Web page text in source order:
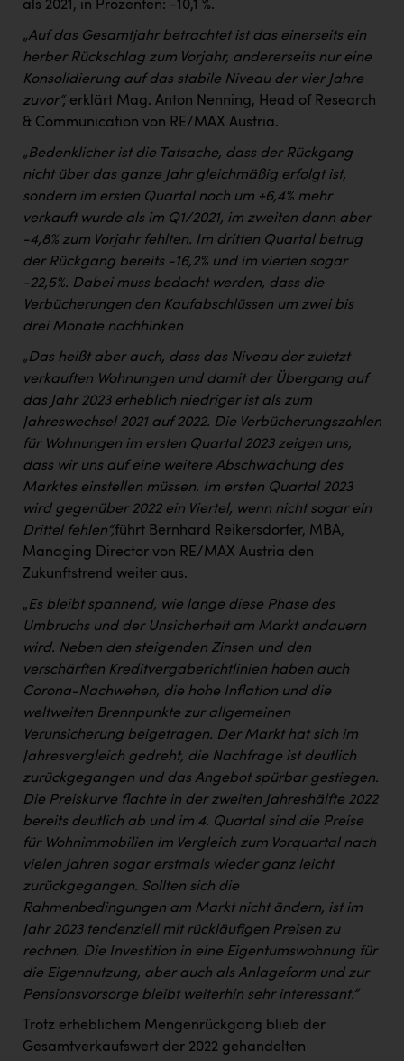
als 2021, in Prozenten: -10,1 %.
„Auf das Gesamtjahr betrachtet ist das einerseits ein
herber Rückschlag zum Vorjahr, andererseits nur eine
Konsolidierung auf das stabile Niveau der vier Jahre
zuvor“, erklärt Mag. Anton Nenning, Head of Research
& Communication von RE/MAX Austria.
„Bedenklicher ist die Tatsache, dass der Rückgang
nicht über das ganze Jahr gleichmäßig erfolgt ist,
sondern im ersten Quartal noch um +6,4% mehr
verkauft wurde als im Q1/2021, im zweiten dann aber
-4,8% zum Vorjahr fehlten. Im dritten Quartal betrug
der Rückgang bereits -16,2% und im vierten sogar
-22,5%. Dabei muss bedacht werden, dass die
Verbücherungen den Kaufabschlüssen um zwei bis
drei Monate nachhinken
„Das heißt aber auch, dass das Niveau der zuletzt
verkauften Wohnungen und damit der Übergang auf
das Jahr 2023 erheblich niedriger ist als zum
Jahreswechsel 2021 auf 2022. Die Verbücherungszahlen
für Wohnungen im ersten Quartal 2023 zeigen uns,
dass wir uns auf eine weitere Abschwächung des
Marktes einstellen müssen. Im ersten Quartal 2023
wird gegenüber 2022 ein Viertel, wenn nicht sogar ein
Drittel fehlen“,führt Bernhard Reikersdorfer, MBA,
Managing Director von RE/MAX Austria den
Zukunftstrend weiter aus.
„Es bleibt spannend, wie lange diese Phase des
Umbruchs und der Unsicherheit am Markt andauern
wird. Neben den steigenden Zinsen und den
verschärften Kreditvergaberichtlinien haben auch
Corona-Nachwehen, die hohe Inflation und die
weltweiten Brennpunkte zur allgemeinen
Verunsicherung beigetragen. Der Markt hat sich im
Jahresvergleich gedreht, die Nachfrage ist deutlich
zurückgegangen und das Angebot spürbar gestiegen.
Die Preiskurve flachte in der zweiten Jahreshälfte 2022
bereits deutlich ab und im 4. Quartal sind die Preise
für Wohnimmobilien im Vergleich zum Vorquartal nach
vielen Jahren sogar erstmals wieder ganz leicht
zurückgegangen. Sollten sich die
Rahmenbedingungen am Markt nicht ändern, ist im
Jahr 2023 tendenziell mit rückläufigen Preisen zu
rechnen. Die Investition in eine Eigentumswohnung für
die Eigennutzung, aber auch als Anlageform und zur
Pensionsvorsorge bleibt weiterhin sehr interessant.“
Trotz erheblichem Mengenrückgang blieb der
Gesamtverkaufswert der 2022 gehandelten